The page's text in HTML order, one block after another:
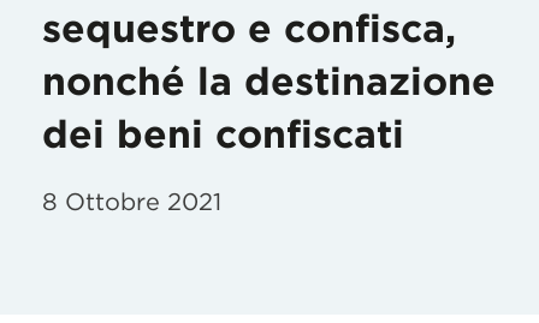
sequestro e confisca,
nonché la destinazione
dei beni confiscati
8 Ottobre 2021